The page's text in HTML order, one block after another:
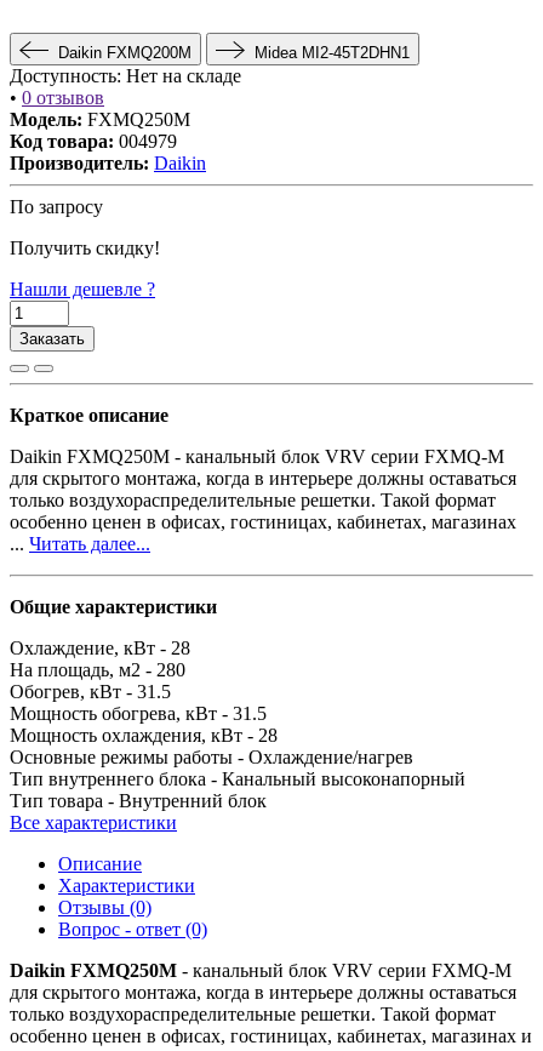
Daikin FXMQ200M Midea MI2-45T2DHN1
Доступность: Нет на складе
• 0 отзывов
Модель: FXMQ250M
Код товара: 004979
Производитель: Daikin
По запросу
Получить скидку!
Нашли дешевле ?
Заказать
Краткое описание
Daikin FXMQ250M - канальный блок VRV серии FXMQ-M
для скрытого монтажа, когда в интерьере должны оставаться
только воздухораспределительные решетки. Такой формат
особенно ценен в офисах, гостиницах, кабинетах, магазинах
... Читать далее...
Общие характеристики
Охлаждение, кВт - 28
На площадь, м2 - 280
Обогрев, кВт - 31.5
Мощность обогрева, кВт - 31.5
Мощность охлаждения, кВт - 28
Основные режимы работы - Охлаждение/нагрев
Тип внутреннего блока - Канальный высоконапорный
Тип товара - Внутренний блок
Все характеристики
Описание
Характеристики
Отзывы (0)
Вопрос - ответ (0)
Daikin FXMQ250M - канальный блок VRV серии FXMQ-M
для скрытого монтажа, когда в интерьере должны оставаться
только воздухораспределительные решетки. Такой формат
особенно ценен в офисах, гостиницах, кабинетах, магазинах и